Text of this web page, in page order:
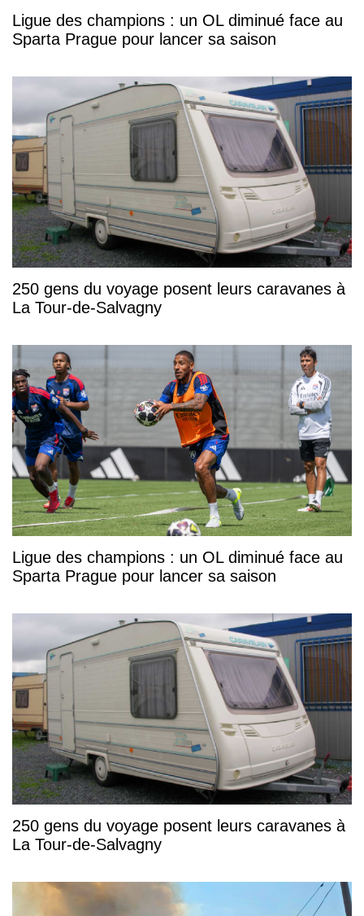
Ligue des champions : un OL diminué face au
Sparta Prague pour lancer sa saison
250 gens du voyage posent leurs caravanes à
La Tour-de-Salvagny
Ligue des champions : un OL diminué face au
Sparta Prague pour lancer sa saison
250 gens du voyage posent leurs caravanes à
La Tour-de-Salvagny